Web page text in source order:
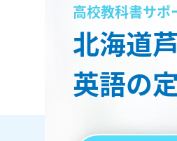
高校教科書サ
北海道
英語の